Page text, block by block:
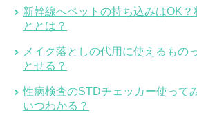
新幹線へペットの持ち込みはOK？
ととは？
メイク落としの代用に使えるもの
とせる？
性病検査のSTDチェッカー使って
いつわかる？